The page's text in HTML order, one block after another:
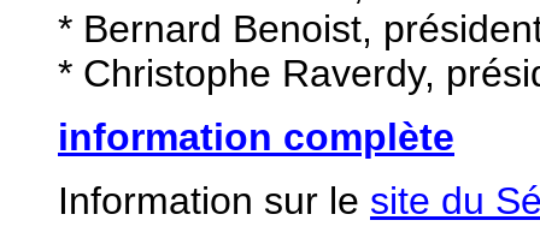
* Bernard Benoist,
* Christophe Raverdy,
information complète
Information sur le site du